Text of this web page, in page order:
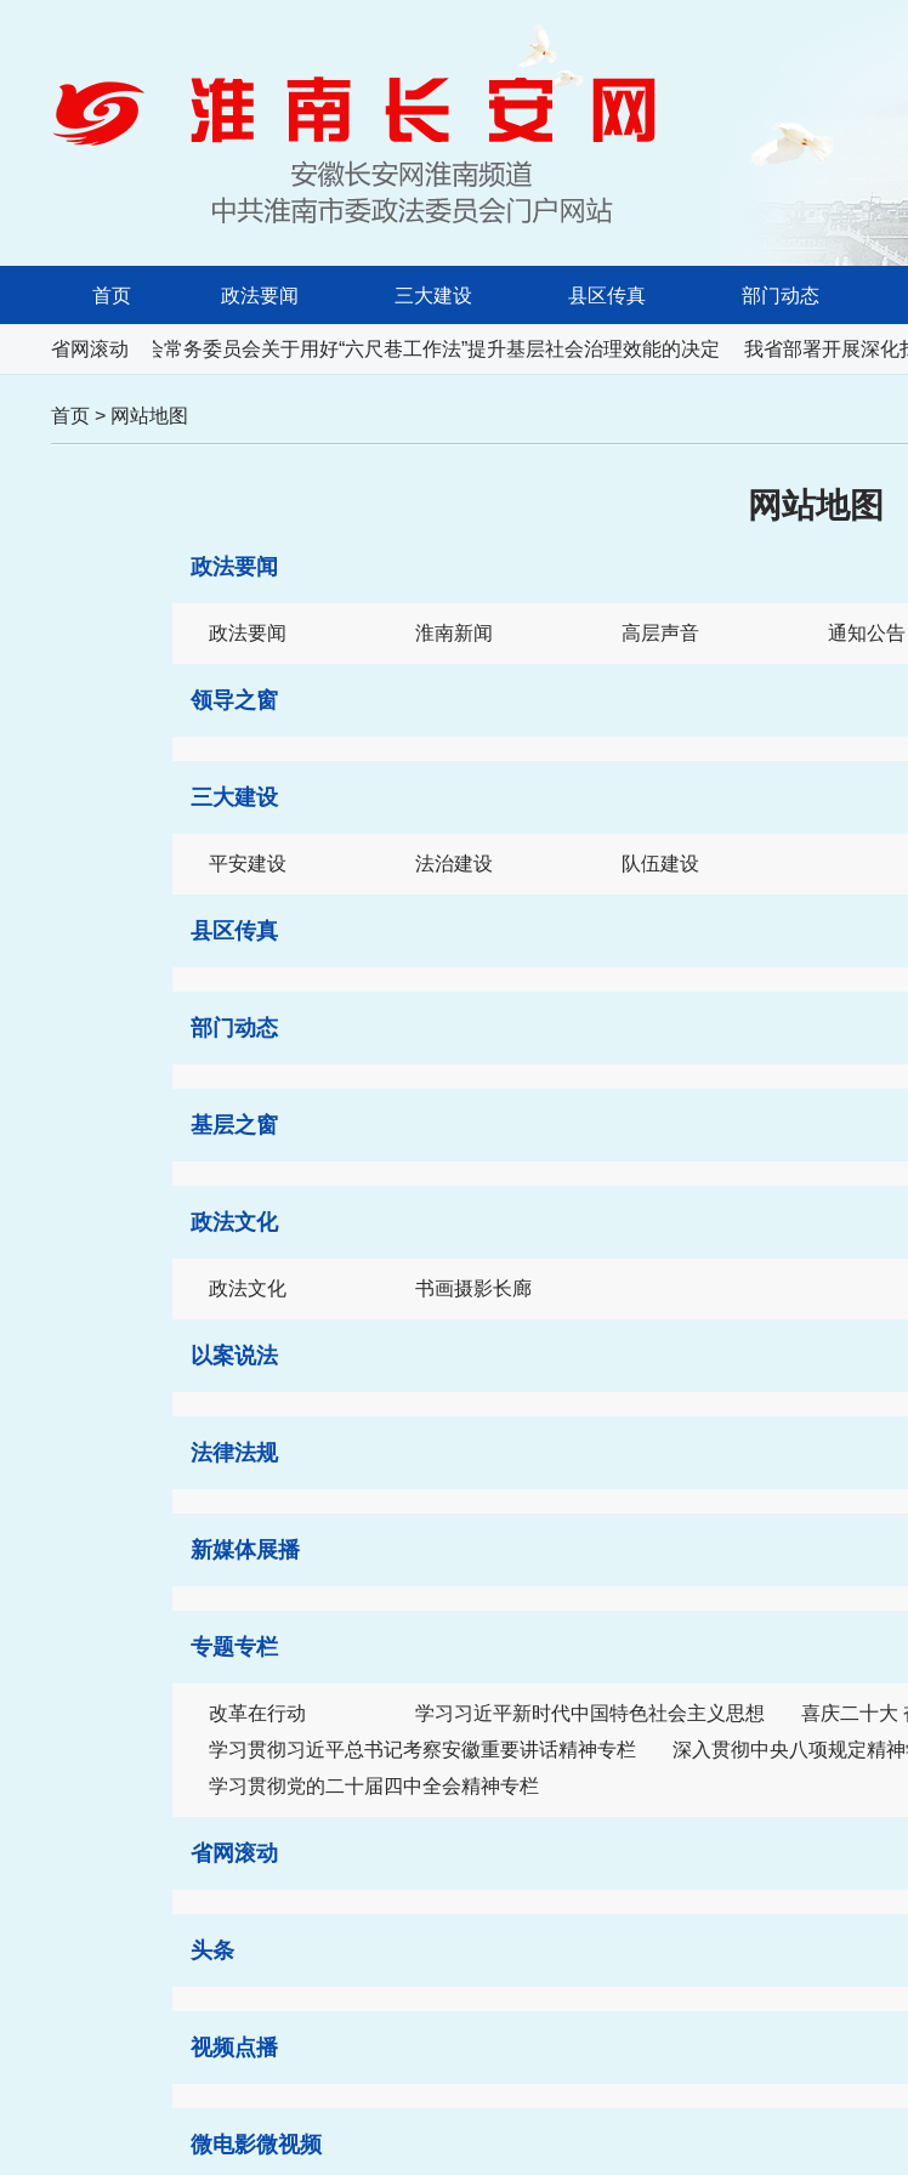
首页 政法要闻 三大建设 县区传真 部门动态
省网滚动
省人民代表大会常务委员会关于用好“六尺巷工作法”提升基层社会治理效能的决定 我省部署开展深化
首页 > 网站地图
网站地图
政法要闻
政法要闻 淮南新闻 高层声音 通知公告
领导之窗
三大建设
平安建设 法治建设 队伍建设
县区传真
部门动态
基层之窗
政法文化
政法文化 书画摄影长廊
以案说法
法律法规
新媒体展播
专题专栏
改革在行动 学习习近平新时代中国特色社会主义思想 喜庆二十大
学习贯彻习近平总书记考察安徽重要讲话精神专栏
深入贯彻中央八项规定精
学习贯彻党的二十届四中全会精神专栏
省网滚动
头条
视频点播
微电影微视频